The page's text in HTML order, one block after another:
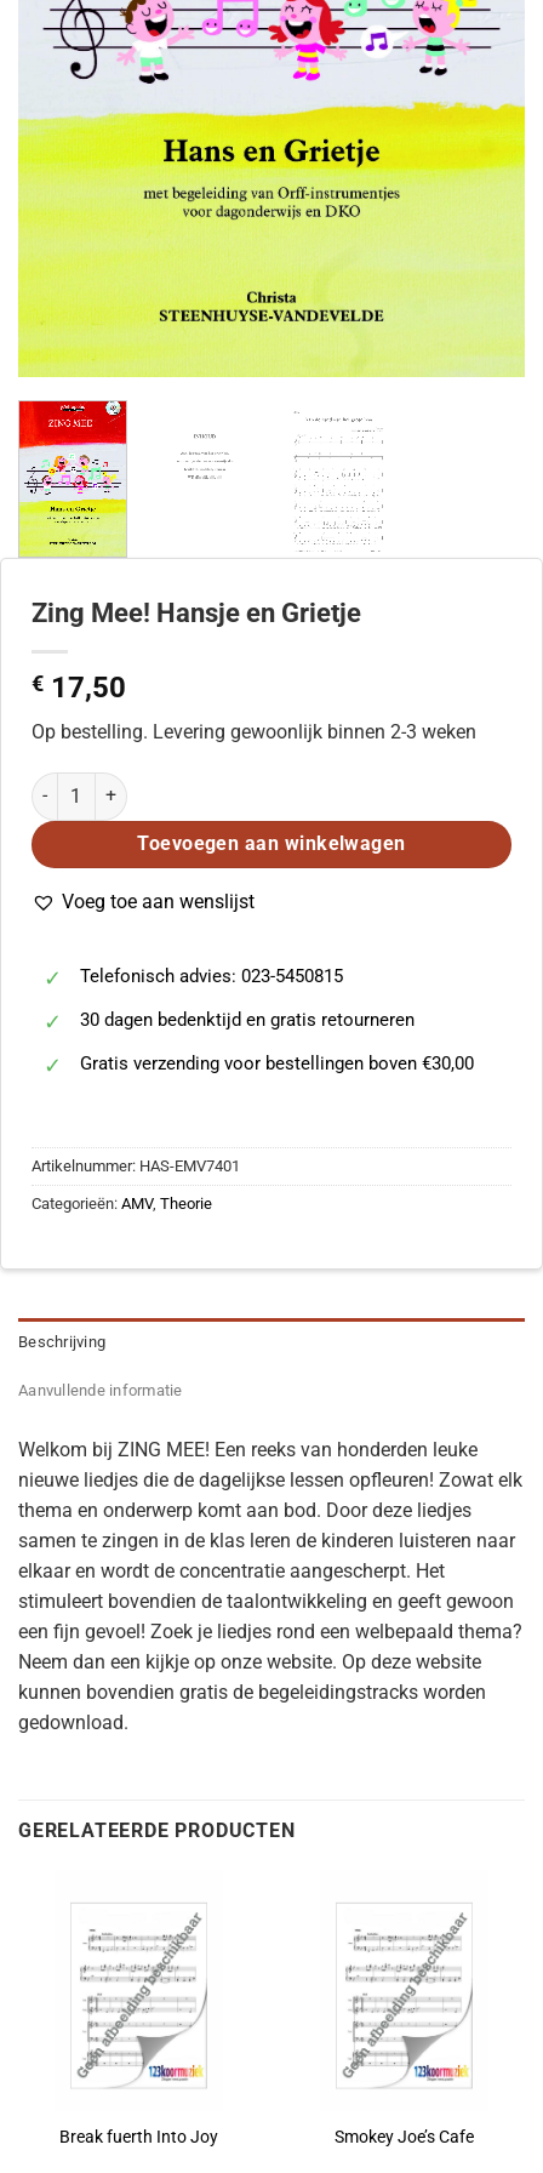
Zing Mee! Hansje en Grietje
€ 17,50
Op bestelling. Levering gewoonlijk binnen 2-3 weken
Zing Mee! Hansje en Grietje aantal
Toevoegen aan winkelwagen
Voeg toe aan wenslijst
Telefonisch advies: 023-5450815
30 dagen bedenktijd en gratis retourneren
Gratis verzending voor bestellingen boven €30,00
Artikelnummer: HAS-EMV7401
Categorieën: AMV, Theorie
Beschrijving
Aanvullende informatie
Welkom bij ZING MEE! Een reeks van honderden leuke
nieuwe liedjes die de dagelijkse lessen opfleuren! Zowat elk
thema en onderwerp komt aan bod. Door deze liedjes
samen te zingen in de klas leren de kinderen luisteren naar
elkaar en wordt de concentratie aangescherpt. Het
stimuleert bovendien de taalontwikkeling en geeft gewoon
een fijn gevoel! Zoek je liedjes rond een welbepaald thema?
Neem dan een kijkje op onze website. Op deze website
kunnen bovendien gratis de begeleidingstracks worden
gedownload.
GERELATEERDE PRODUCTEN
Break fuerth Into Joy Smokey Joe’s Cafe